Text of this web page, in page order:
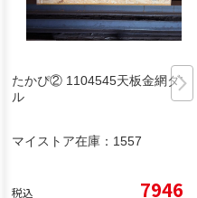
たかぴ② 1104545天板金網ダブ
ル
マイストア在庫： 1557
税込 7946